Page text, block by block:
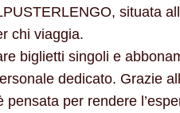
situata
chi viaggia.
biglietti singoli e
dedicato. Grazie
pensata per rendere